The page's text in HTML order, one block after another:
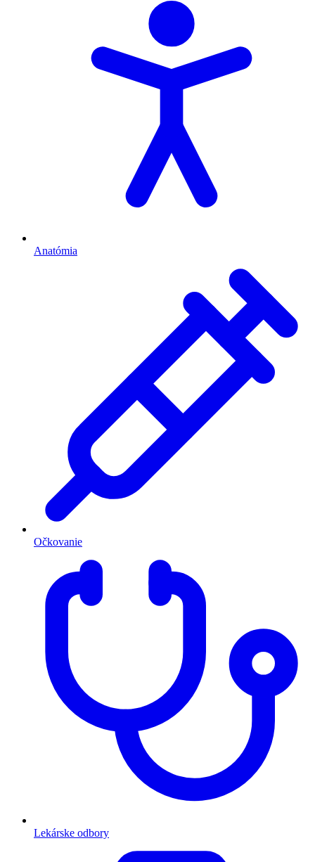
Anatómia
Očkovanie
Lekárske odbory